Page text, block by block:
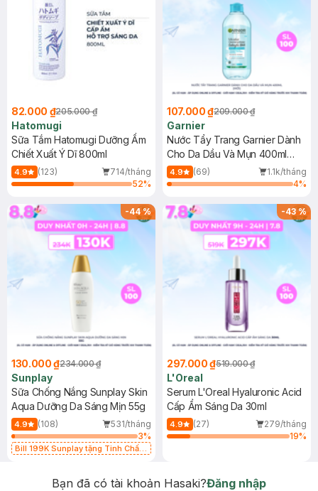
82.000 ₫205.000 ₫
Hatomugi
Sữa Tắm Hatomugi Dưỡng Ẩm
Chiết Xuất Ý Dĩ 800ml
4.9 (123)
714/tháng
52%
107.000 ₫209.000 ₫
Garnier
Nước Tẩy Trang Garnier Dành
Cho Da Dầu Và Mụn 400ml
(Mới)
4.9 (69)
1.1k/tháng
4%
-44%
130.000 ₫234.000 ₫
Sunplay
Sữa Chống Nắng Sunplay Skin
Aqua Dưỡng Da Sáng Mịn 55g
4.9 (108)
531/tháng
3%
Bill 199K Sunplay tặng Tinh Chất
-43%
297.000 ₫519.000 ₫
L'Oreal
Serum L'Oreal Hyaluronic Acid
Cấp Ẩm Sáng Da 30ml
4.9 (27)
279/tháng
19%
Bạn đã có tài khoản Hasaki?Đăng nhập